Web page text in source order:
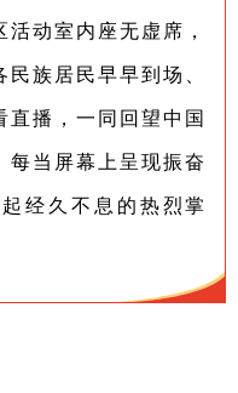
动室内座无虚席，
族居民早早到场、
直播，一同回望中国
每当屏幕上呈现振奋
经久不息的热烈掌